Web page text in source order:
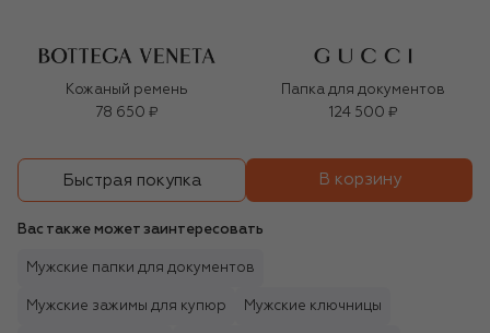
Кожаный ремень
78 650 ₽
Папка для документов
124 500 ₽
Быстрая покупка В корзину
Вас также может заинтересовать
Мужские папки для документов
Мужские зажимы для купюр Мужские ключницы